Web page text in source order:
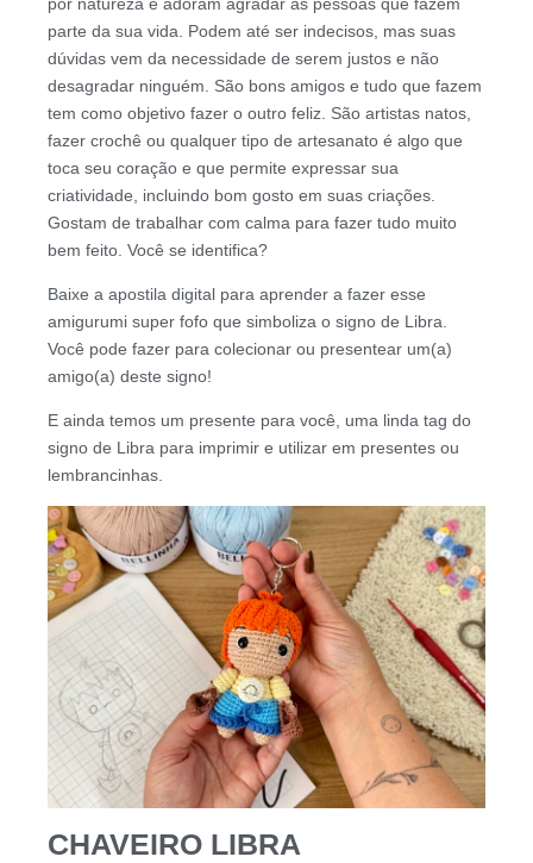
parte da sua vida. Podem até ser indecisos, mas suas
dúvidas vem da necessidade de serem justos e não
desagradar ninguém. São bons amigos e tudo que fazem
tem como objetivo fazer o outro feliz. São artistas natos,
fazer crochê ou qualquer tipo de artesanato é algo que
toca seu coração e que permite expressar sua
criatividade, incluindo bom gosto em suas criações.
Gostam de trabalhar com calma para fazer tudo muito
bem feito. Você se identifica?
Baixe a apostila digital para aprender a fazer esse
amigurumi super fofo que simboliza o signo de Libra.
Você pode fazer para colecionar ou presentear um(a)
amigo(a) deste signo!
E ainda temos um presente para você, uma linda tag do
signo de Libra para imprimir e utilizar em presentes ou
lembrancinhas.
CHAVEIRO LIBRA